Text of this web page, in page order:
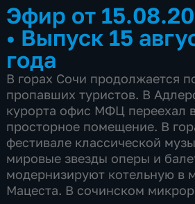
Эфир от
• Выпуск 15
года
В горах Сочи продолжается
пропавших туристов. В
курорта офис МФЦ переехал
просторное помещение. В
фестивале классической
мировые звезды оперы и
модернизируют котельную в
Мацеста. В сочинском